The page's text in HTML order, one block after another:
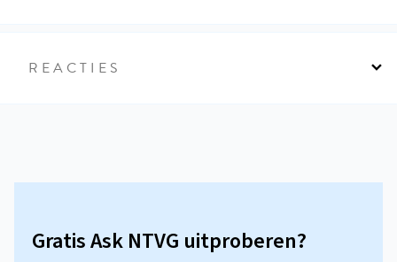
REACTIES
Gratis Ask NTVG uitproberen?